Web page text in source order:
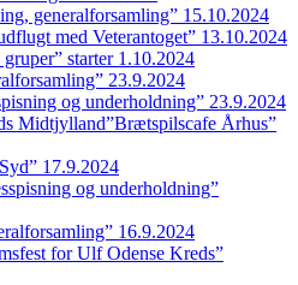
generalforsamling” 15.10.2024
med Veterantoget” 13.10.2024
starter 1.10.2024
23.9.2024
og underholdning” 23.9.2024
Midtjylland”Brætspilscafe Århus”
17.9.2024
og underholdning”
16.9.2024
for Ulf Odense Kreds”